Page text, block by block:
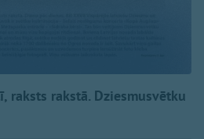
raksts rakstā. Dziesmusvētku